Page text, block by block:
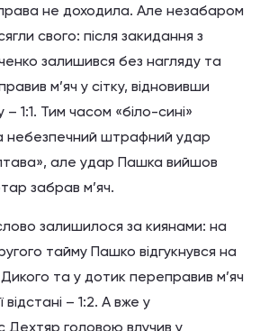
не доходила. Але незабаром
свого: після закидання з
залишився без нагляду та
м’яч у сітку, відновивши
– 1:1. Тим часом «біло-сині»
небезпечний штрафний удар
але удар Пашка вийшов
забрав м’яч.
залишилося за киянами: на
тайму Пашко відгукнувся на
Дикого та у дотик переправив м’яч
– 1:2. А вже у
Дехтяр головою влучив у